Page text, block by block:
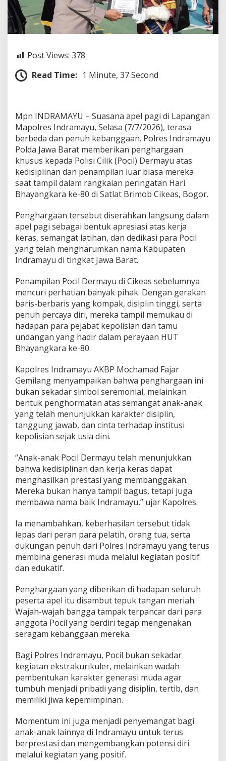
g
h
a
r
n
d
P
o
r
e
s
I
n
d
m
a
y
u
,
J
d
i
K
e
b
a
n
g
a
n
D
a
e
r
a
h
H
U
T
B
h
a
a
n
g
k
a
k
e
-
8
0
Post Views: 378
Read Time: 1 Minute, 37 Second
Mpn INDRAMAYU – Suasana apel pagi di Lapangan
Mapolres Indramayu, Selasa (7/7/2026), terasa
berbeda dan penuh kebanggaan. Polres Indramayu
Polda Jawa Barat memberikan penghargaan
khusus kepada Polisi Cilik (Pocil) Dermayu atas
kedisiplinan dan penampilan luar biasa mereka
saat tampil dalam rangkaian peringatan Hari
Bhayangkara ke-80 di Satlat Brimob Cikeas, Bogor.
Penghargaan tersebut diserahkan langsung dalam
apel pagi sebagai bentuk apresiasi atas kerja
keras, semangat latihan, dan dedikasi para Pocil
yang telah mengharumkan nama Kabupaten
Indramayu di tingkat Jawa Barat.
Penampilan Pocil Dermayu di Cikeas sebelumnya
mencuri perhatian banyak pihak. Dengan gerakan
baris-berbaris yang kompak, disiplin tinggi, serta
penuh percaya diri, mereka tampil memukau di
hadapan para pejabat kepolisian dan tamu
undangan yang hadir dalam perayaan HUT
Bhayangkara ke-80.
Kapolres Indramayu AKBP Mochamad Fajar
Gemilang menyampaikan bahwa penghargaan ini
bukan sekadar simbol seremonial, melainkan
bentuk penghormatan atas semangat anak-anak
yang telah menunjukkan karakter disiplin,
tanggung jawab, dan cinta terhadap institusi
kepolisian sejak usia dini.
“Anak-anak Pocil Dermayu telah menunjukkan
bahwa kedisiplinan dan kerja keras dapat
menghasilkan prestasi yang membanggakan.
Mereka bukan hanya tampil bagus, tetapi juga
membawa nama baik Indramayu,” ujar Kapolres.
Ia menambahkan, keberhasilan tersebut tidak
lepas dari peran para pelatih, orang tua, serta
dukungan penuh dari Polres Indramayu yang terus
membina generasi muda melalui kegiatan positif
dan edukatif.
Penghargaan yang diberikan di hadapan seluruh
peserta apel itu disambut tepuk tangan meriah.
Wajah-wajah bangga tampak terpancar dari para
anggota Pocil yang berdiri tegap mengenakan
seragam kebanggaan mereka.
Bagi Polres Indramayu, Pocil bukan sekadar
kegiatan ekstrakurikuler, melainkan wadah
pembentukan karakter generasi muda agar
tumbuh menjadi pribadi yang disiplin, tertib, dan
memiliki jiwa kepemimpinan.
Momentum ini juga menjadi penyemangat bagi
anak-anak lainnya di Indramayu untuk terus
berprestasi dan mengembangkan potensi diri
melalui kegiatan yang positif.